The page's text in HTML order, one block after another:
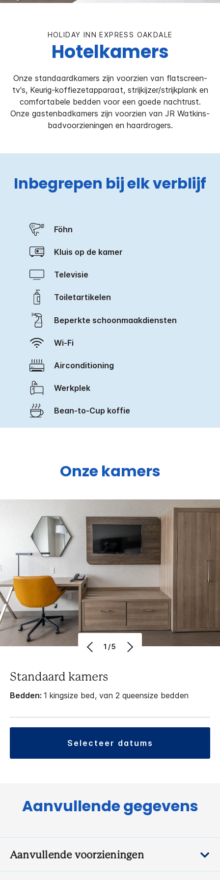
HOLIDAY INN EXPRESS OAKDALE
Hotelkamers
Onze standaardkamers zijn voorzien van flatscreen-
tv's, Keurig-koffiezetapparaat, strijkijzer/strijkplank en
comfortabele bedden voor een goede nachtrust.
Onze gastenbadkamers zijn voorzien van JR Watkins-
badvoorzieningen en haardrogers.
Inbegrepen bij elk verblijf
Föhn
Kluis op de kamer
Televisie
Toiletartikelen
Beperkte schoonmaakdiensten
Wi-Fi
Airconditioning
Werkplek
Bean-to-Cup koffie
Onze kamers
1/5
Standaard kamers
Bedden: 1 kingsize bed, van 2 queensize bedden
selecteer datums
Aanvullende gegevens
Aanvullende voorzieningen